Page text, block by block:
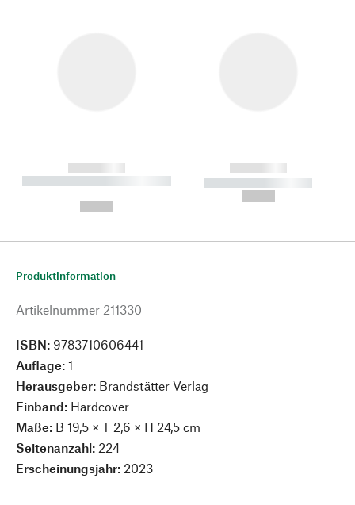
------------
----------- ----------- --------
------------
----------- -----------
Produktinformation
Artikelnummer 211330
ISBN: 9783710606441
Auflage: 1
Herausgeber: Brandstätter Verlag
Einband: Hardcover
Maße: B 19,5 × T 2,6 × H 24,5 cm
Seitenanzahl: 224
Erscheinungsjahr: 2023